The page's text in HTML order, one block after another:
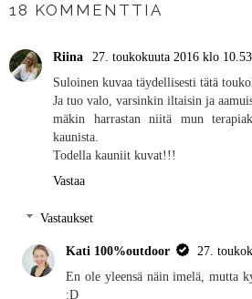
18 KOMMENTTIA
Riina
27. toukokuuta 2016 klo 10.53
Suloinen kuvaa täydellisesti tätä
Ja tuo valo, varsinkin iltaisin ja
mäkin harrastan niitä mun
kaunista.
Todella kauniit kuvat!!!
Vastaa
Vastaukset
Kati 100%outdoor
27.
En ole yleensä näin imelä, mutta
:D